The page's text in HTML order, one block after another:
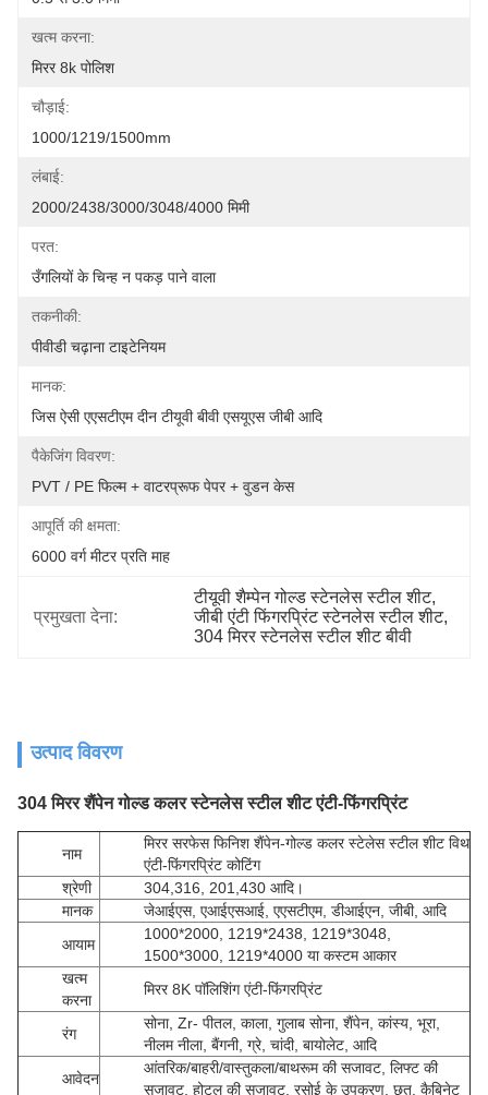
खत्म करना:
मिरर 8k पोलिश
चौड़ाई:
1000/1219/1500mm
लंबाई:
2000/2438/3000/3048/4000 मिमी
परत:
उँगलियों के चिन्ह न पकड़ पाने वाला
तकनीकी:
पीवीडी चढ़ाना टाइटेनियम
मानक:
जिस ऐसी एएसटीएम दीन टीयूवी बीवी एसयूएस जीबी आदि
पैकेजिंग विवरण:
PVT / PE फिल्म + वाटरप्रूफ पेपर + वुडन केस
आपूर्ति की क्षमता:
6000 वर्ग मीटर प्रति माह
प्रमुखता देना:
टीयूवी शैम्पेन गोल्ड स्टेनलेस स्टील शीट,
जीबी एंटी फिंगरप्रिंट स्टेनलेस स्टील शीट
304 मिरर स्टेनलेस स्टील शीट बीवी
उत्पाद विवरण
304 मिरर शैंपेन गोल्ड कलर स्टेनलेस स्टील शीट एंटी-फिंगरप्रिंट
नाम
मिरर सरफेस फिनिश शैंपेन-गोल्ड कलर स्टेलेस स्टील शीट विथ
एंटी-फिंगरप्रिंट कोटिंग
श्रेणी
304,316, 201,430 आदि।
मानक
जेआईएस, एआईएसआई, एएसटीएम, डीआईएन, जीबी, आदि
आयाम
1000*2000, 1219*2438, 1219*3048,
1500*3000, 1219*4000 या कस्टम आकार
खत्म
करना
मिरर 8K पॉलिशिंग एंटी-फिंगरप्रिंट
रंग
सोना, Zr- पीतल, काला, गुलाब सोना, शैंपेन, कांस्य, भूरा,
नीलम नीला, बैंगनी, ग्रे, चांदी, बायोलेट, आदि
आवेदन
आंतरिक/बाहरी/वास्तुकला/बाथरूम की सजावट, लिफ्ट की
सजावट, होटल की सजावट, रसोई के उपकरण, छत, कैबिनेट